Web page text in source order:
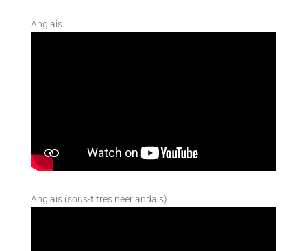
Anglais
Anglais (sous-titres néerlandais)